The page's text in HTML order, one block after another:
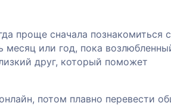
проще сначала познакомиться с
или год, пока
друг, который поможет
потом плавно перевести